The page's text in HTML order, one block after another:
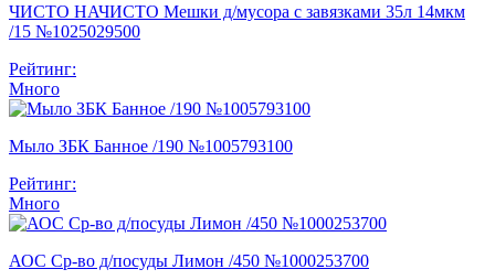
ЧИСТО НАЧИСТО Мешки д/мусора с завязками 35л 14мкм
/15 №1025029500
Рейтинг:
Много
Мыло ЗБК Банное /190 №1005793100
Рейтинг:
Много
АОС Ср-во д/посуды Лимон /450 №1000253700